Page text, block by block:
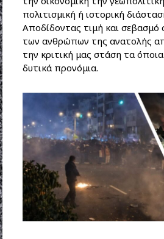
πολιτισμική ή ιστορική
Αποδίδοντας τιμή και σεβασμό
των ανθρώπων της ανατολής
την κριτική μας στάση τα
δυτικά προνόμια.